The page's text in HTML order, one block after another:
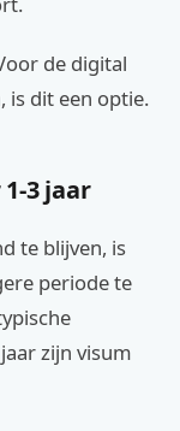
de digital
is dit een optie.
3 jaar
te blijven, is
periode te
zijn visum